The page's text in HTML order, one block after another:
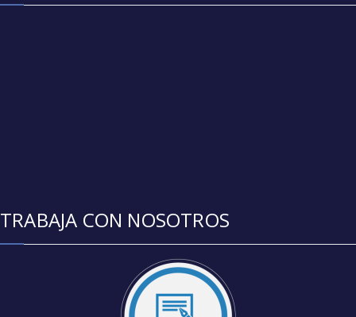
TRABAJA CON NOSOTROS